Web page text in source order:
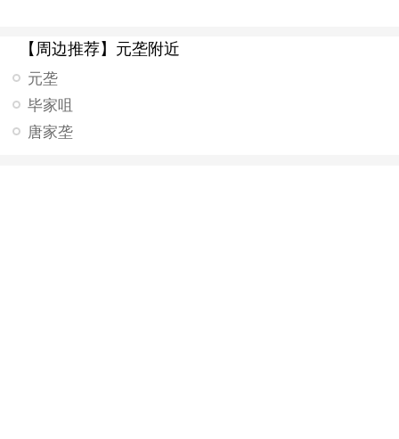
【周边推荐】元垄附近
元垄
毕家咀
唐家垄